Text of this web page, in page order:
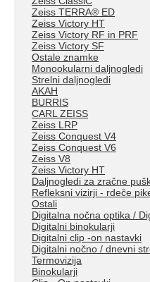
Zeiss TERRA® ED
Zeiss Victory HT
Zeiss Victory RF in PRF
Zeiss Victory SF
Ostale znamke
Monookularni daljnogledi
Strelni daljnogledi
AKAH
BURRIS
CARL ZEISS
Zeiss LRP
Zeiss Conquest V4
Zeiss Conquest V6
Zeiss V8
Zeiss Victory HT
Daljnogledi za zračne
Refleksni vizirji - rdeče
Ostali
Digitalna nočna optika /
Digitalni binokularji
Digitalni clip -on nastavki
Digitalni nočno / dnevni
Termovizija
Binokularji